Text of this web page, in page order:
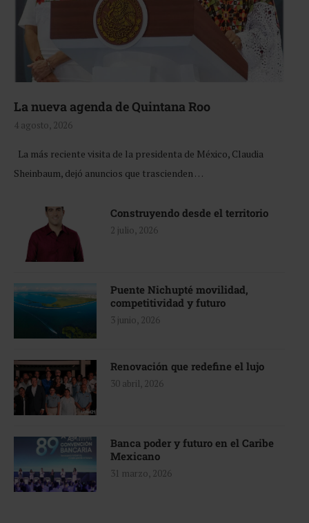
La nueva agenda de Quintana Roo
4 agosto, 2026
La más reciente visita de la presidenta de México, Claudia
Sheinbaum, dejó anuncios que trascienden …
Construyendo desde el territorio
2 julio, 2026
Puente Nichupté movilidad,
competitividad y futuro
3 junio, 2026
Renovación que redefine el lujo
30 abril, 2026
Banca poder y futuro en el Caribe
Mexicano
31 marzo, 2026